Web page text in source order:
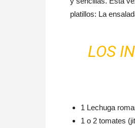
platillos: La
LOS
1 Lechuga
1 o 2 tomates